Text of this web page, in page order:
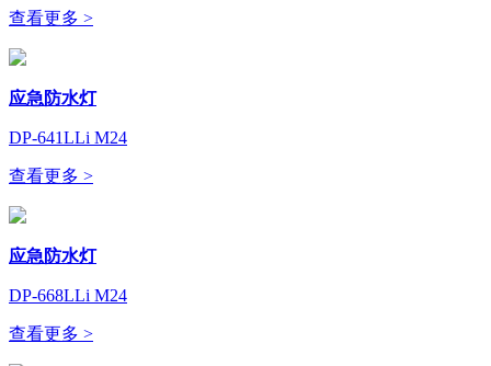
查看更多 >
应急防水灯
DP-641LLi M24
查看更多 >
应急防水灯
DP-668LLi M24
查看更多 >